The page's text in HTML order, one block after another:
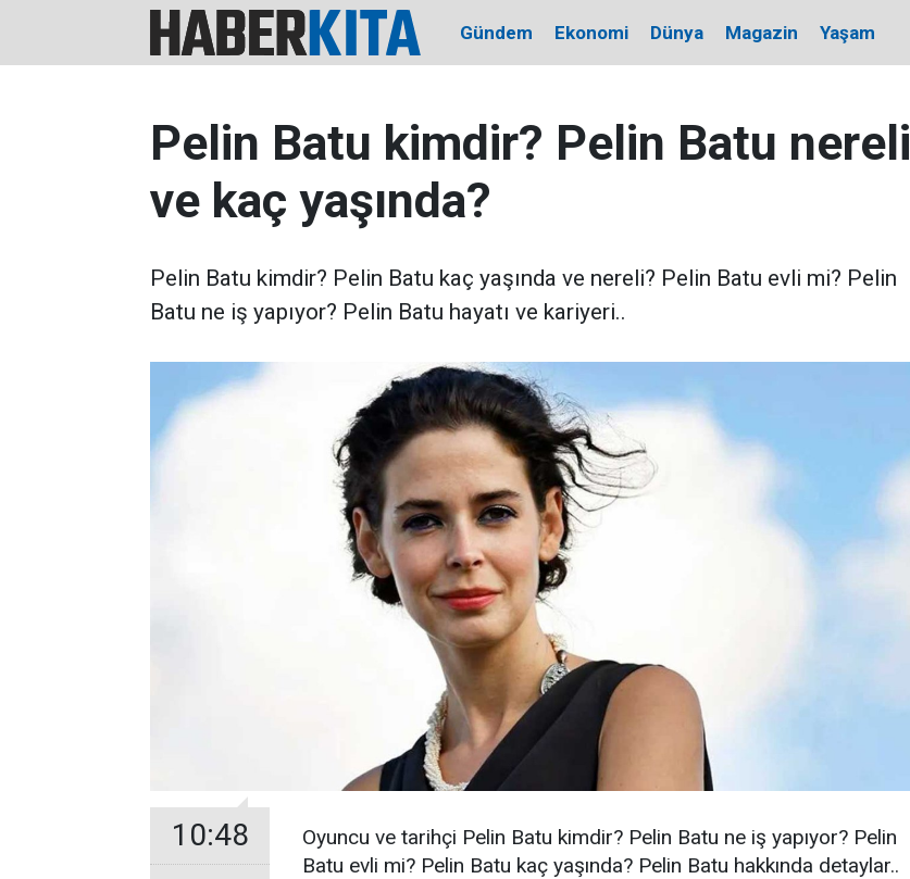
Gündem Ekonomi Dünya Magazin Yaşam
Pelin Batu kimdir? Pelin Batu nereli
ve kaç yaşında?
Pelin Batu kimdir? Pelin Batu kaç yaşında ve nereli? Pelin Batu evli mi? Pelin
Batu ne iş yapıyor? Pelin Batu hayatı ve kariyeri..
10:48
Oyuncu ve tarihçi Pelin Batu kimdir? Pelin Batu ne iş yapıyor? Pelin
Batu evli mi? Pelin Batu kaç yaşında? Pelin Batu hakkında detaylar..